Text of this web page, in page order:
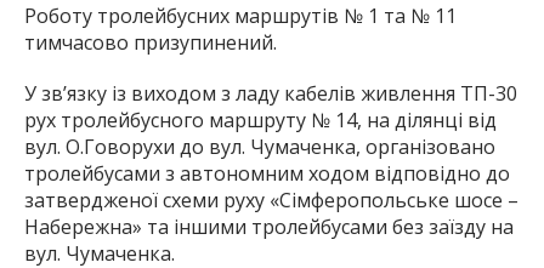
Роботу тролейбусних маршрутів № 1 та № 11
тимчасово призупинений.
У зв’язку із виходом з ладу кабелів живлення ТП-30
рух тролейбусного маршруту № 14, на ділянці від
вул. О.Говорухи до вул. Чумаченка, організовано
тролейбусами з автономним ходом відповідно до
затвердженої схеми руху «Сімферопольське шосе –
Набережна» та іншими тролейбусами без заїзду на
вул. Чумаченка.